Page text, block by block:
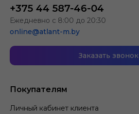
Покупателям
Личный кабинет клиента
+375 44 587-46-04
Ежедневно с 8:00 до 20:30
online@atlant-m.by
Заказать звонок